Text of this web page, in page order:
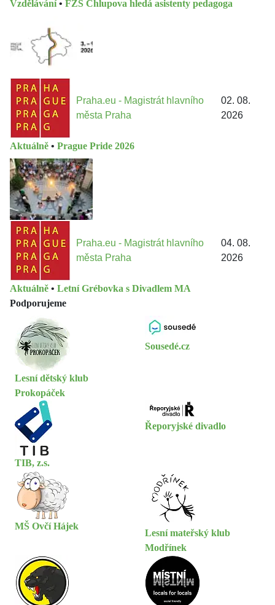
Vzdělávání • FZŠ Chlupova hledá asistenty pedagoga
Praha.eu - Magistrát hlavního
města Praha
02. 08.
2026
Aktuálně • Prague Pride 2026
Praha.eu - Magistrát hlavního
města Praha
04. 08.
2026
Aktuálně • Letní Grébovka s Divadlem MA
Podporujeme
Lesní dětský klub
Prokopáček
Sousedé.cz
TIB, z.s.
Řeporyjské divadlo
MŠ Ovčí Hájek
Lesní mateřský klub
Modřínek